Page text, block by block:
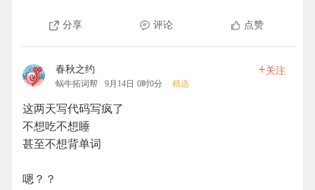
分享 评论 点赞
春秋之约
蜗牛拓词帮 9月14日 0时0分 精选
+关注
这两天写代码写疯了
不想吃不想睡
甚至不想背单词
嗯？？